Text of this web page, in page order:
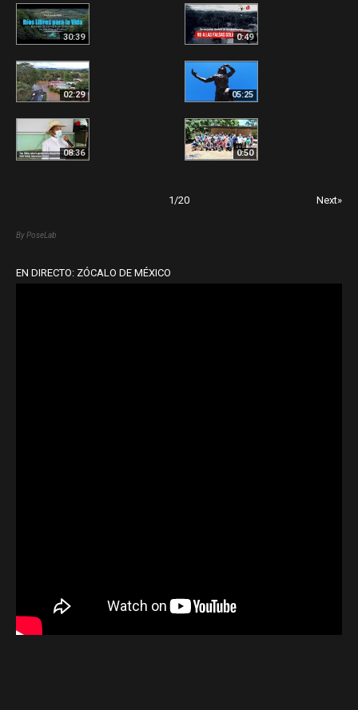
30:39 0:49
02:29 05:25
08:36 0:50
1 /20 Next»
By PoseLab
EN DIRECTO: ZÓCALO DE MÉXICO